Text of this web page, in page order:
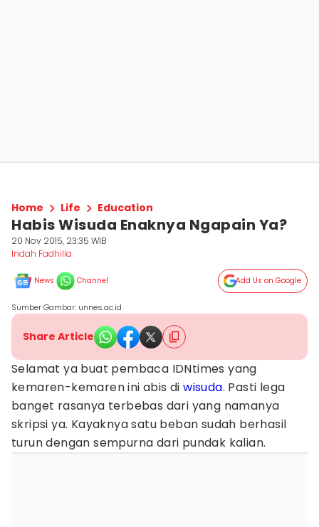
Home Life Education
Habis Wisuda Enaknya Ngapain Ya?
20 Nov 2015, 23:35 WIB
Indah Fadhilla
News Channel Add Us on Google
Sumber Gambar: unnes.ac.id
Share Article
Selamat ya buat pembaca IDNtimes yang
kemaren-kemaren ini abis diwisuda. Pasti lega
banget rasanya terbebas dari yang namanya
skripsi ya. Kayaknya satu beban sudah berhasil
turun dengan sempurna dari pundak kalian.